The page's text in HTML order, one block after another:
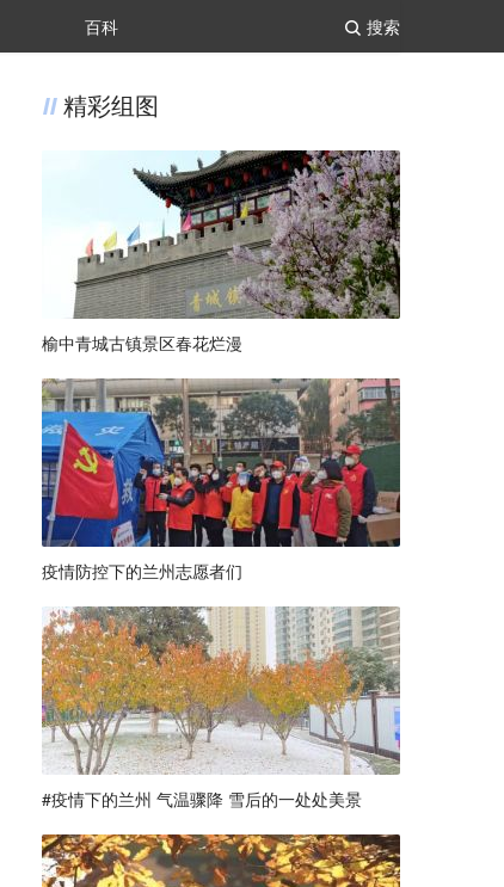
搜索
百科
精彩组图
榆中青城古镇景区春花烂漫
疫情防控下的兰州志愿者们
#疫情下的兰州 气温骤降 雪后的一处处美景